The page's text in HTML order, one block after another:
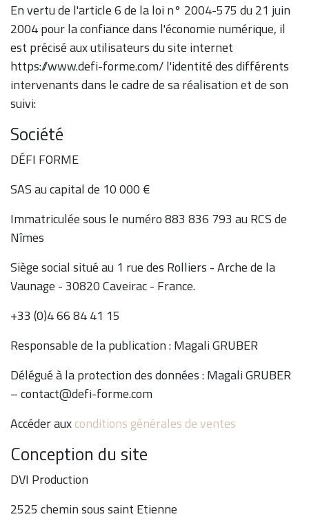
En vertu de l'article 6 de la loi n° 2004-575 du 21 juin
2004 pour la confiance dans l'économie numérique, il
est précisé aux utilisateurs du site internet
https://www.defi-forme.com/ l'identité des différents
intervenants dans le cadre de sa réalisation et de son
suivi:
Société
DÉFI FORME
SAS au capital de 10 000 €
Immatriculée sous le numéro 883 836 793 au RCS de
Nîmes
Siège social situé au 1 rue des Rolliers - Arche de la
Vaunage - 30820 Caveirac - France.
+33 (0)4 66 84 41 15
Responsable de la publication : Magali GRUBER
Délégué à la protection des données : Magali GRUBER
– contact@defi-forme.com
Accéder auxconditions générales de ventes
Conception du site
DVI Production
2525 chemin sous saint Etienne